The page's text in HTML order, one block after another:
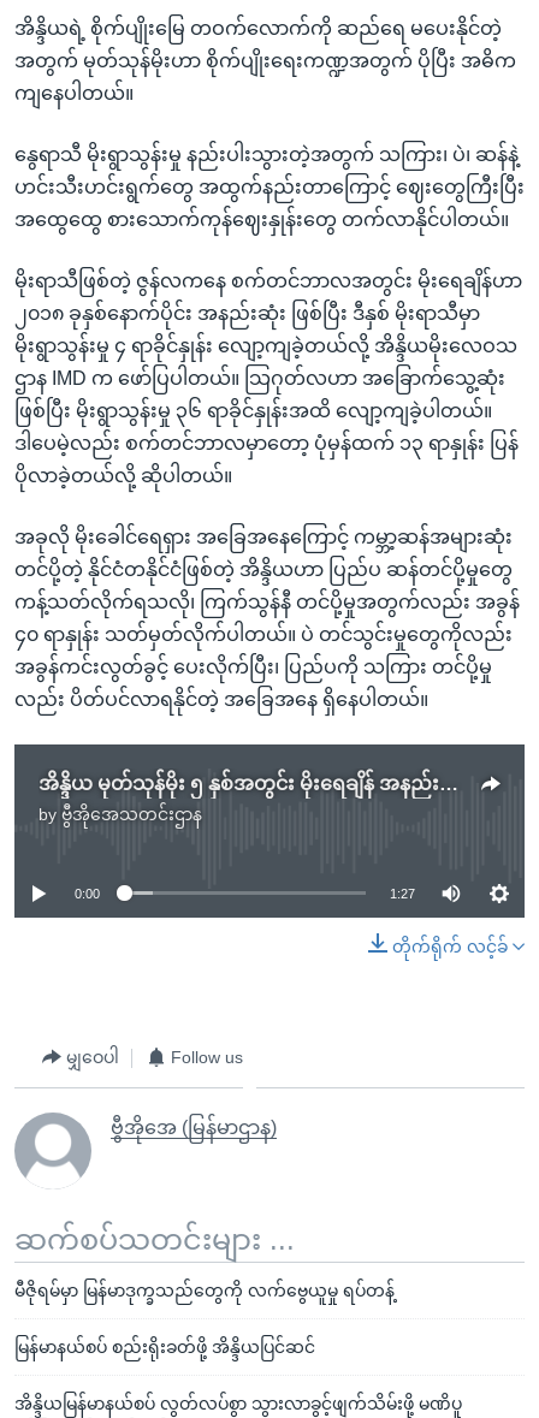
အိန္ဒိယရဲ့ စိုက်ပျိုးမြေ တဝက်လောက်ကို ဆည်ရေ မပေးနိုင်တဲ့
အတွက် မုတ်သုန်မိုးဟာ စိုက်ပျိုးရေးကဏ္ဍအတွက် ပိုပြီး အဓိက
ကျနေပါတယ်။
နွေရာသီ မိုးရွာသွန်းမှု နည်းပါးသွားတဲ့အတွက် သကြား၊ ပဲ၊ ဆန်နဲ့
ဟင်းသီးဟင်းရွက်တွေ အထွက်နည်းတာကြောင့် ဈေးတွေကြီးပြီး
အထွေထွေ စားသောက်ကုန်ဈေးနှုန်းတွေ တက်လာနိုင်ပါတယ်။
မိုးရာသီဖြစ်တဲ့ ဇွန်လကနေ စက်တင်ဘာလအတွင်း မိုးရေချိန်ဟာ
၂၀၁၈ ခုနှစ်နောက်ပိုင်း အနည်းဆုံး ဖြစ်ပြီး ဒီနှစ် မိုးရာသီမှာ
မိုးရွာသွန်းမှု ၄ ရာခိုင်နှုန်း လျော့ကျခဲ့တယ်လို့ အိန္ဒိယမိုးလေဝသ
ဌာန IMD က ဖော်ပြပါတယ်။ သြဂုတ်လဟာ အခြောက်သွေ့ဆုံး
ဖြစ်ပြီး မိုးရွာသွန်းမှု ၃၆ ရာခိုင်နှုန်းအထိ လျော့ကျခဲ့ပါတယ်။
ဒါပေမဲ့လည်း စက်တင်ဘာလမှာတော့ ပုံမှန်ထက် ၁၃ ရာနှုန်း ပြန်
ပိုလာခဲ့တယ်လို့ ဆိုပါတယ်။
အခုလို မိုးခေါင်ရေရှား အခြေအနေကြောင့် ကမ္ဘာ့ဆန်အများဆုံး
တင်ပို့တဲ့ နိုင်ငံတနိုင်ငံဖြစ်တဲ့ အိန္ဒိယဟာ ပြည်ပ ဆန်တင်ပို့မှုတွေ
ကန့်သတ်လိုက်ရသလို၊ ကြက်သွန်နီ တင်ပို့မှုအတွက်လည်း အခွန်
၄၀ ရာနှုန်း သတ်မှတ်လိုက်ပါတယ်။ ပဲ တင်သွင်းမှုတွေကိုလည်း
အခွန်ကင်းလွတ်ခွင့် ပေးလိုက်ပြီး၊ ပြည်ပကို သကြား တင်ပို့မှု
လည်း ပိတ်ပင်လာရနိုင်တဲ့ အခြေအနေ ရှိနေပါတယ်။
အိန္ဒိယ မုတ်သုန်မိုး ၅ နှစ်အတွင်း မိုးရေချိန် အနည်းဆုံးရွာ
by ဗွီအိုအေသတင်းဌာန
No media source currently available
0:00 1:27
တိုက်ရိုက် လင့်ခ်
မျှဝေပါ Follow us
ဗွီအိုအေ (မြန်မာဌာန)
ဆက်စပ်သတင်းများ ...
မီဇိုရမ်မှာ မြန်မာဒုက္ခသည်တွေကို လက်ဗွေယူမှု ရပ်တန့်
မြန်မာနယ်စပ် စည်းရိုးခတ်ဖို့ အိန္ဒိယပြင်ဆင်
အိန္ဒိယမြန်မာနယ်စပ် လွတ်လပ်စွာ သွားလာခွင့်ဖျက်သိမ်းဖို့ မဏိပူ